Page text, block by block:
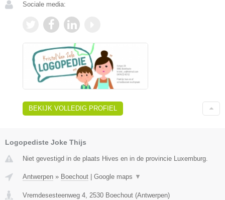
Sociale media:
BEKIJK VOLLEDIG PROFIEL
Logopediste Joke Thijs
Niet gevestigd in de plaats Hives en in de provincie Luxemburg.
Antwerpen » Boechout Google maps ▼
Vremdesesteenweg 4, 2530 Boechout (Antwerpen)